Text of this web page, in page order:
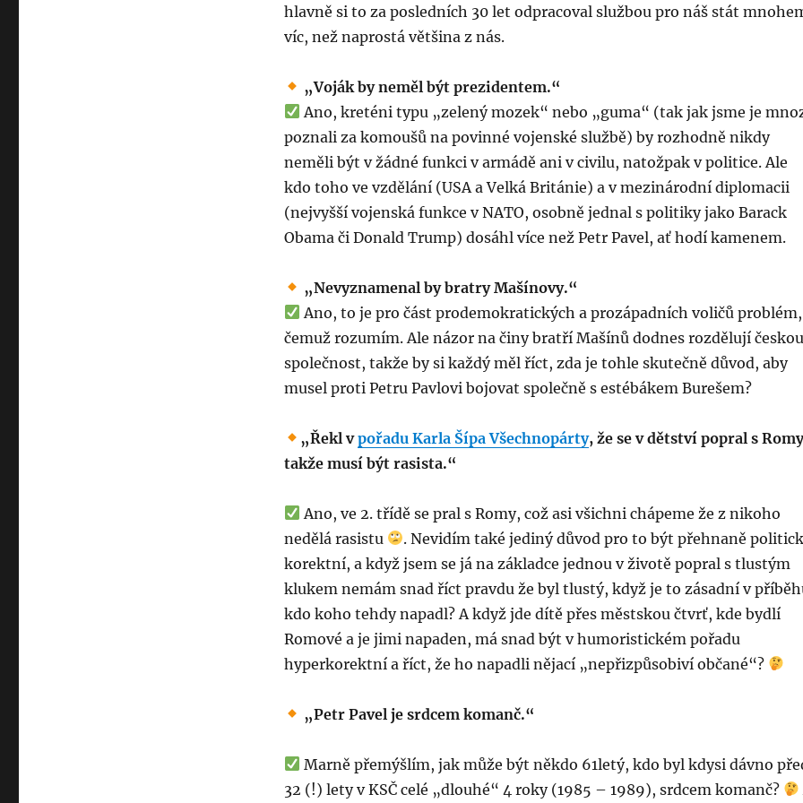
hlavně si to za posledních 30 let odpracoval službou pro náš stát
víc, než naprostá většina z nás.
„Voják by neměl být prezidentem.“
Ano, kreténi typu „zelený mozek“ nebo „guma“ (tak jak jsme je
poznali za komoušů na povinné vojenské službě) by rozhodně nikdy
neměli být v žádné funkci v armádě ani v civilu, natožpak v politice. Ale
kdo toho ve vzdělání (USA a Velká Británie) a v mezinárodní diplomacii
(nejvyšší vojenská funkce v NATO, osobně jednal s politiky jako Barack
Obama či Donald Trump) dosáhl více než Petr Pavel, ať hodí kamenem.
„Nevyznamenal by bratry Mašínovy.“
Ano, to je pro část prodemokratických a prozápadních voličů problém,
čemuž rozumím. Ale názor na činy bratří Mašínů dodnes rozdělují českou
společnost, takže by si každý měl říct, zda je tohle skutečně důvod, aby
musel proti Petru Pavlovi bojovat společně s estébákem Burešem?
„Řekl vpořadu Karla Šípa Všechnopárty, že se v dětství popral s
takže musí být rasista.“
Ano, ve 2. třídě se pral s Romy, což asi všichni chápeme že z nikoho
nedělá rasistu
. Nevidím také jediný důvod pro to být přehnaně
korektní, a když jsem se já na základce jednou v životě popral s tlustým
klukem nemám snad říct pravdu že byl tlustý, když je to zásadní v
kdo koho tehdy napadl? A když jde dítě přes městskou čtvrť, kde bydlí
Romové a je jimi napaden, má snad být v humoristickém pořadu
hyperkorektní a říct, že ho napadli nějací „nepřizpůsobiví občané“?
„Petr Pavel je srdcem komanč.“
Marně přemýšlím, jak může být někdo 61letý, kdo byl kdysi dávno
32 (!) lety v KSČ celé „dlouhé“ 4 roky (1985 – 1989), srdcem komanč?